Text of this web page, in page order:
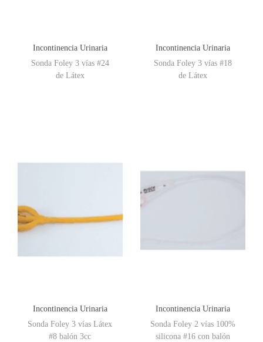
Incontinencia Urinaria
Sonda Foley 3 vías #24
de Látex
Incontinencia Urinaria
Sonda Foley 3 vías #18
de Látex
Incontinencia Urinaria
Sonda Foley 3 vías Látex
#8 balón 3cc
Incontinencia Urinaria
Sonda Foley 2 vías 100%
silicona #16 con balón